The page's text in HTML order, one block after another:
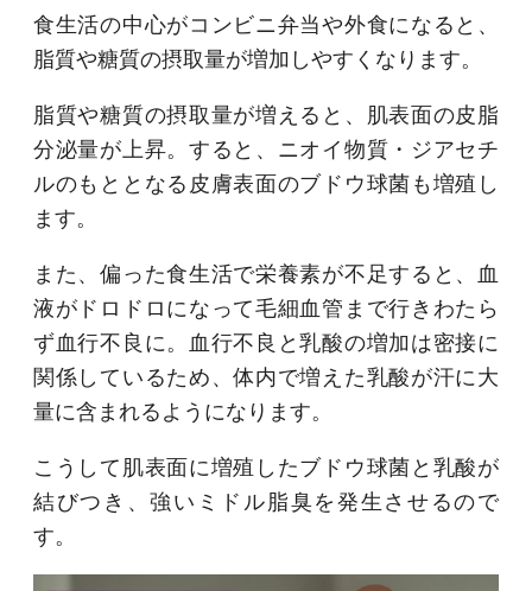
食生活の中心がコンビニ弁当や外食になると、
脂質や糖質の摂取量が増加しやすくなります。
脂質や糖質の摂取量が増えると、肌表面の皮脂
分泌量が上昇。すると、ニオイ物質・ジアセチ
ルのもととなる皮膚表面のブドウ球菌も増殖し
ます。
また、偏った食生活で栄養素が不足すると、血
液がドロドロになって毛細血管まで行きわたら
ず血行不良に。血行不良と乳酸の増加は密接に
関係しているため、体内で増えた乳酸が汗に大
量に含まれるようになります。
こうして肌表面に増殖したブドウ球菌と乳酸が
結びつき、強いミドル脂臭を発生させるので
す。